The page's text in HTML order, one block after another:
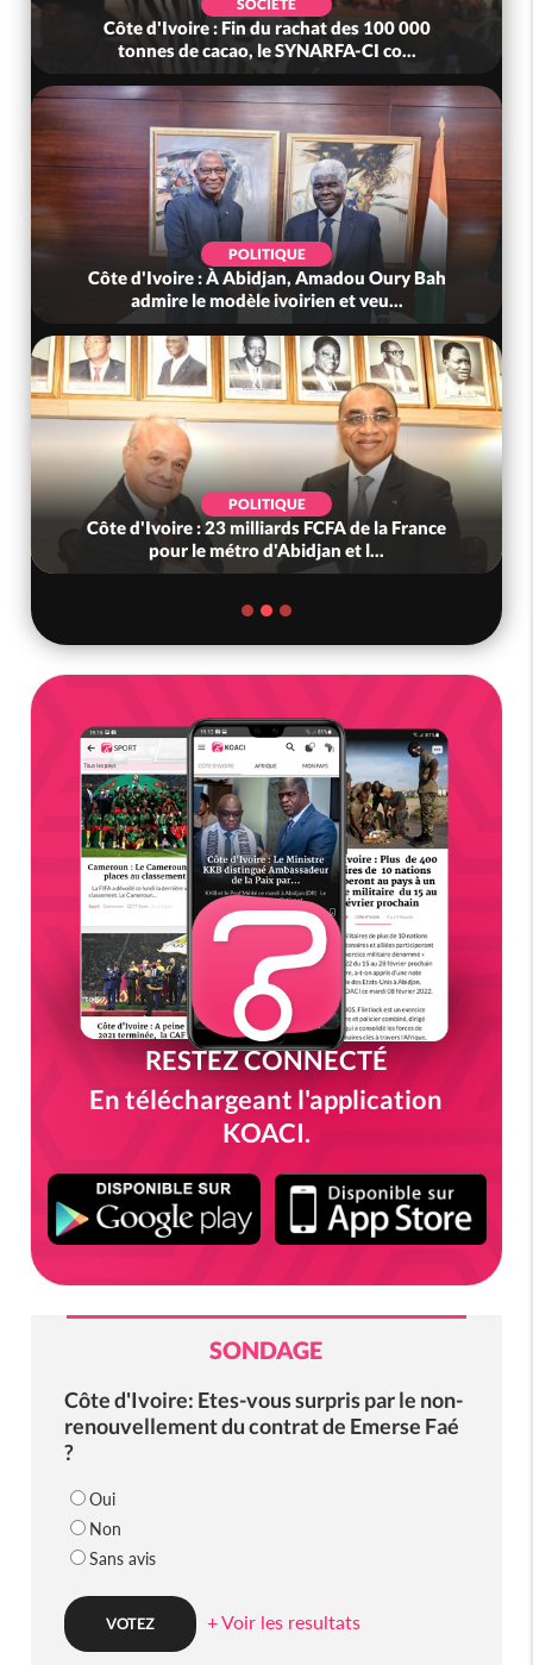
SOCIÉTÉ
Côte d'Ivoire : Fin du rachat des 100 000
tonnes de cacao, le SYNARFA-CI co...
POLITIQUE
Côte d'Ivoire : À Abidjan, Amadou Oury Bah
admire le modèle ivoirien et veu...
POLITIQUE
Côte d'Ivoire : 23 milliards FCFA de la France
pour le métro d'Abidjan et l...
RESTEZ CONNECTÉ
En téléchargeant l'application
KOACI.
SONDAGE
Côte d'Ivoire: Etes-vous surpris par le non-
renouvellement du contrat de Emerse Faé
?
Oui
Non
Sans avis
+ Voir les resultats